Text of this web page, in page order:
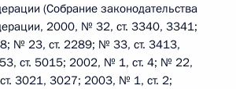
(Собрание законодательства
2000, № 32, ст. 3340, 3341;
№ 23, ст. 2289; № 33, ст. 3413,
ст. 5015; 2002, № 1, ст. 4; № 22,
3021, 3027; 2003, № 1, ст. 2;